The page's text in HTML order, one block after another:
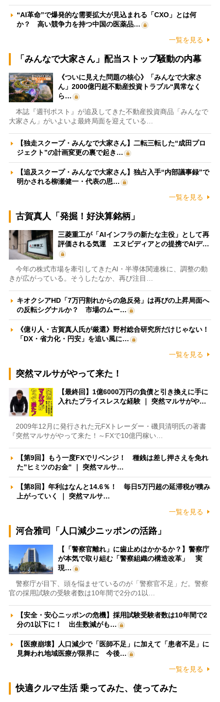
“AI革命”で爆発的な需要拡大が見込まれる「CXO」とは何
か？ 高い競争力を持つ中国の医薬品…
一覧を見る
「みんなで大家さん」配当ストップ騒動の内幕
《ついに見えた問題の核心》「みんなで大家さ
ん」2000億円超不動産投資トラブル“異常なく
ら…
本誌『週刊ポスト』が追及してきた不動産投資商品「みんなで
大家さん」がいよいよ最終局面を迎えている…
【独走スクープ・みんなで大家さん】二転三転した“成田プロ
ジェクト”の計画変更の裏で起き…
【追及スクープ・みんなで大家さん】独占入手“内部議事録”で
明かされる柳瀬健一・代表の思…
一覧を見る
古賀真人「発掘！好決算銘柄」
三菱重工が「AIインフラの新たな主役」として再
評価される気運 エヌビディアとの提携でAIデ…
今年の株式市場を牽引してきたAI・半導体関連株に、調整の動
きが広がっている。そうしたなか、再び注目…
キオクシアHD「7万円割れからの急反発」は再びの上昇局面へ
の反転シグナルか？ 市場のムー…
《億り人・古賀真人氏が厳選》野村総合研究所だけじゃない！
「DX・省力化・円安」を追い風に…
一覧を見る
突然マルサがやって来た！
【最終回】1億6000万円の負債と引き換えに手に
入れたプライスレスな経験 ｜ 突然マルサがや…
2009年12月に発行された元FXトレーダー・磯貝清明氏の著書
『突然マルサがやって来た！～FXで10億円稼い…
【第9回】もう一度FXでリベンジ！ 種銭は差し押さえを免れ
た”ヒミツのお金” ｜ 突然マルサ…
【第8回】年利はなんと14.6％！ 毎日5万円超の延滞税が積み
上がっていく ｜ 突然マルサ…
一覧を見る
河合雅司「人口減少ニッポンの活路」
【「警察官離れ」に歯止めはかかるか？】警察庁
が本気で取り組む「警察組織の構造改革」 実
現…
警察庁が目下、頭を悩ませているのが「警察官不足」だ。警察
官の採用試験の受験者数は10年間で2分の1以…
【安全・安心ニッポンの危機】採用試験受験者数は10年間で2
分の1以下に！ 出生数減がも…
【医療崩壊】人口減少で「医師不足」に加えて「患者不足」に
見舞われ地域医療が限界に 今後…
一覧を見る
快適クルマ生活 乗ってみた、使ってみた